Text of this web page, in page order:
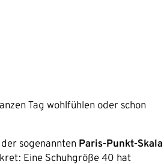
Tag wohlfühlen oder schon
sogenannten Paris-Punkt-Skala
Eine Schuhgröße 40 hat